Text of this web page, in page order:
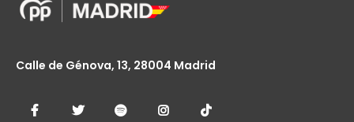
Calle de Génova, 13, 28004 Madrid